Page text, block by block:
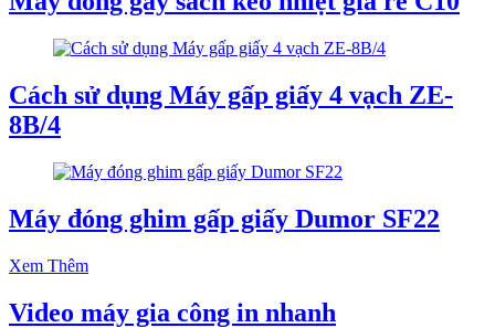
Cách sử dụng Máy gấp giấy 4 vạch ZE-
8B/4
Máy đóng ghim gấp giấy Dumor SF22
Xem Thêm
Video máy gia công in nhanh